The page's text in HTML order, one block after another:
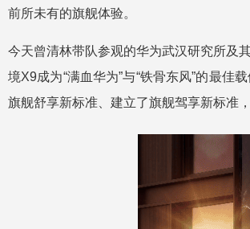
前所未有的旗舰体验。
今天曾清林带队参观的华为武汉研究所及
境X9成为“满血华为”与“铁骨东风”的最
旗舰舒享新标准、建立了旗舰驾享新标准